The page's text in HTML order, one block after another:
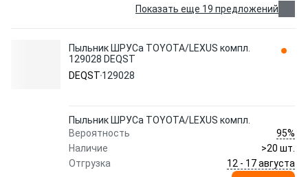
Показать еще 19 предложений
Пыльник ШРУСа TOYOTA/LEXUS компл.
129028 DEQST
DEQST 129028
Пыльник ШРУСа TOYOTA/LEXUS компл.
Вероятность
95%
Наличие
>20 шт.
Отгрузка
12 - 17 августа